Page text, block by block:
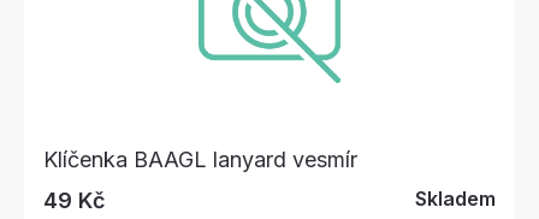
Klíčenka BAAGL lanyard vesmír
49 Kč
Skladem